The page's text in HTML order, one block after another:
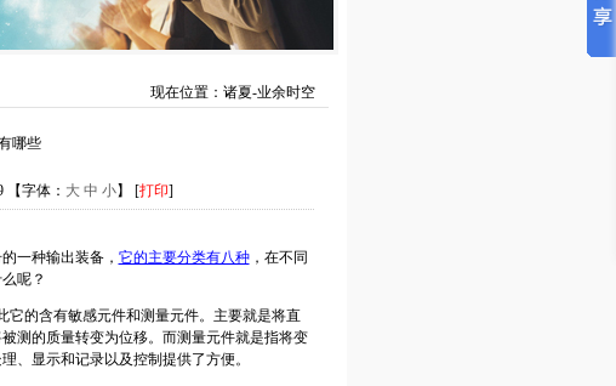
现在位置：诸夏-业余时空
哪些
字体： 大 中 小】 [打印]
一种输出装备， 它的主要分类有八种，在不同
呢？
的含有敏感元件和测量元件。主要就是将直
测的质量转变为位移。而测量元件就是指将变
、显示和记录以及控制提供了方便。